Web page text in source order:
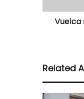
Vuelca
Related